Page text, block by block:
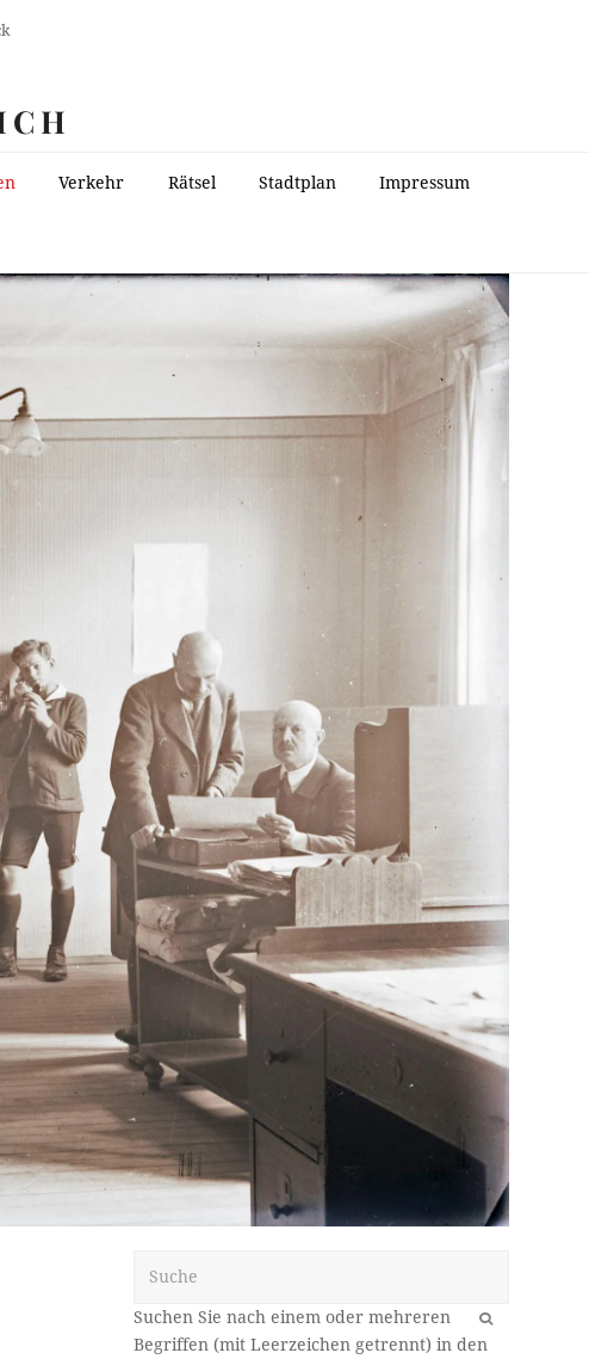
Verkehr Rätsel Stadtplan Impressum
OK